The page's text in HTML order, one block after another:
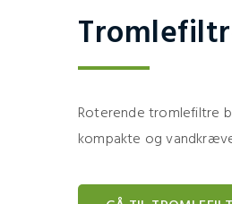
Roterende tromlefiltre
kompakte og